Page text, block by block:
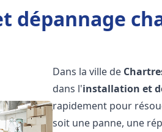
dépannage
Dans la ville de
dans l'installation et
rapidement pour
soit une panne, une